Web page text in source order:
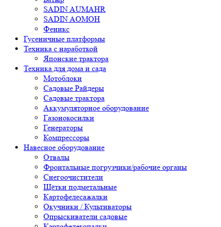
SADIN AUMAHR
SADIN AOMOH
Феникс
Гусеничные платформы
Техника с наработкой
Японские трактора
Техника для дома и сада
Мотоблоки
Садовые Райдеры
Садовые трактора
Аккумуляторное оборудование
Газонокосилки
Генераторы
Компрессоры
Навесное оборудование
Отвалы
Фронтальные погрузчики/рабочие органы
Снегоочистители
Щётки подметальные
Картофелесажалки
Окучники / Культиваторы
Опрыскиватели садовые